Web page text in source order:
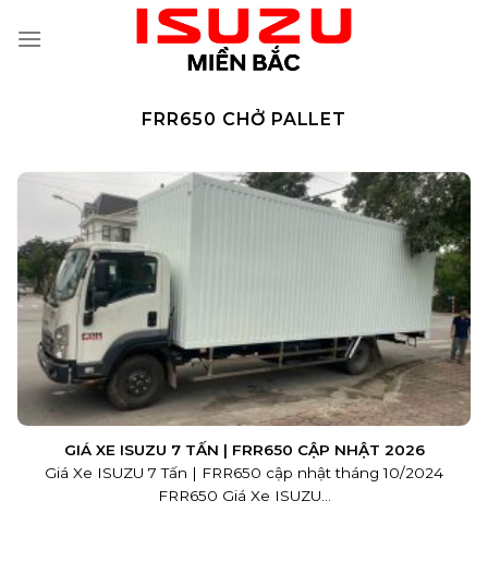
FRR650 CHỞ PALLET
GIÁ XE ISUZU 7 TẤN | FRR650 CẬP NHẬT 2026
Giá Xe ISUZU 7 Tấn | FRR650 cập nhật tháng 10/2024
FRR650 Giá Xe ISUZU...